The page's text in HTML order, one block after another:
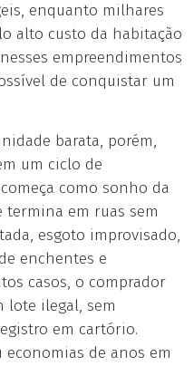
enquanto milhares
alto custo da habitação
empreendimentos
de conquistar um
barata, porém,
um ciclo de
como sonho da
termina em ruas sem
esgoto improvisado,
enchentes e
casos, o comprador
lote ilegal, sem
em cartório.
de anos em